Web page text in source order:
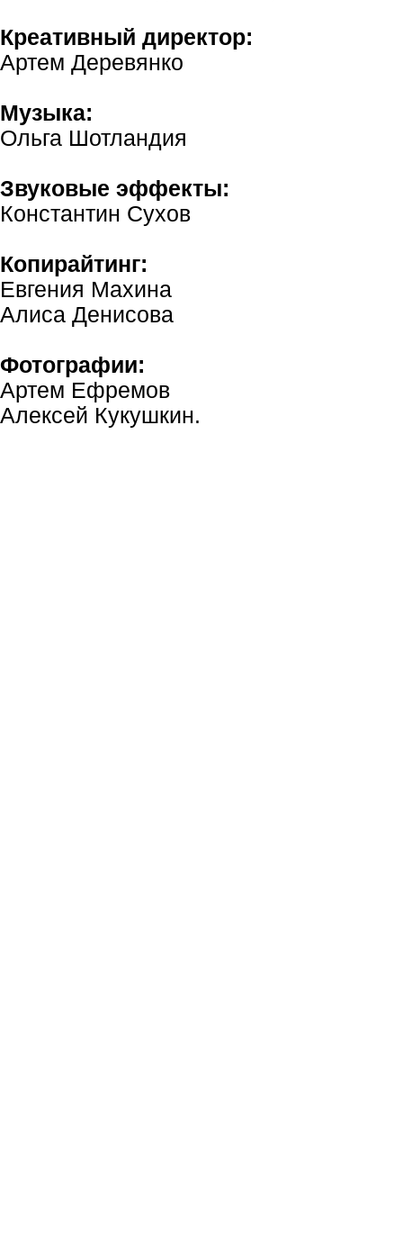
Креативный директор:
Артем Деревянко
Музыка:
Ольга Шотландия
Звуковые эффекты:
Константин Сухов
Копирайтинг:
Евгения Махина
Алиса Денисова
Фотографии:
Артем Ефремов
Алексей Кукушкин.